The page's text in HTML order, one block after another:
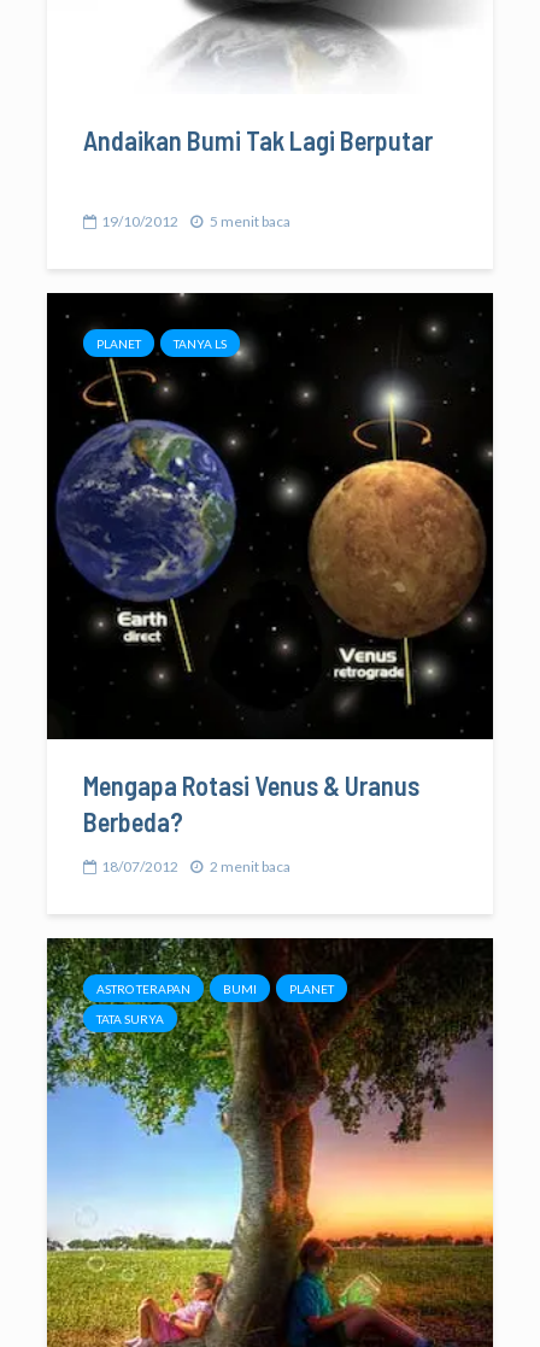
Andaikan Bumi Tak Lagi Berputar
19/10/2012 5 menit baca
PLANET TANYA LS
Mengapa Rotasi Venus & Uranus
Berbeda?
18/07/2012 2 menit baca
ASTRO TERAPAN BUMI PLANET
TATA SURYA